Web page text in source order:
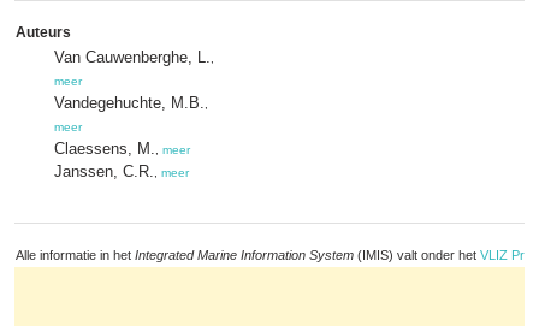
Auteurs
Van Cauwenberghe, L.
meer
Vandegehuchte, M.B.
meer
Claessens, M. meer
Janssen, C.R. meer
Alle informatie in het Integrated Marine Information System (IMIS) valt onder het VLIZ